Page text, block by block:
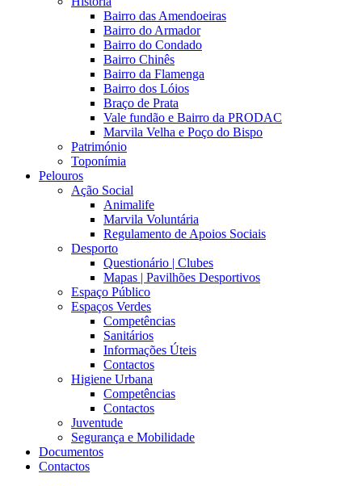
Bairro das Amendoeiras
Bairro do Armador
Bairro do Condado
Bairro Chinês
Bairro da Flamenga
Bairro dos Lóios
Braço de Prata
Vale fundão e Bairro da PRODAC
Marvila Velha e Poço do Bispo
Património
Toponímia
Pelouros
Ação Social
Animalife
Marvila Voluntária
Regulamento de Apoios Sociais
Desporto
Questionário | Clubes
Mapas | Pavilhões Desportivos
Espaço Público
Espaços Verdes
Competências
Sanitários
Informações Úteis
Contactos
Higiene Urbana
Competências
Contactos
Juventude
Segurança e Mobilidade
Documentos
Contactos